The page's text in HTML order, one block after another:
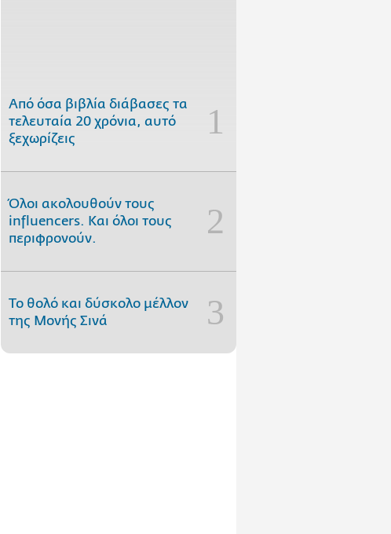
Από όσα βιβλία διάβασες τα
τελευταία 20 χρόνια, αυτό
ξεχωρίζεις
Όλοι ακολουθούν τους
influencers. Και όλοι τους
περιφρονούν.
Το θολό και δύσκολο μέλλον
της Μονής Σινά